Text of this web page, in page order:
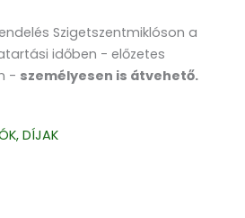
Szigetszentmiklóson a
időben - előzetes
- személyesen is átvehető.
DÍJAK